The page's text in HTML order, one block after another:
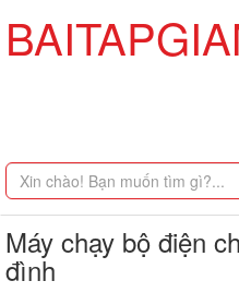
Máy chạy bộ điện
đình